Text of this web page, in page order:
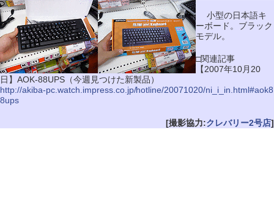
小型の日本語キ
ーボード。ブラック
モデル。
□関連記事
【2007年10月20
日】AOK-88UPS（今週見つけた新製品）
http://akiba-pc.watch.impress.co.jp/hotline/20071020/ni_i_in.html#aok8
8ups
[撮影協力:クレバリー2号店]